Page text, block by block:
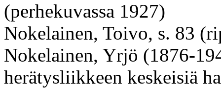
(perhekuvassa 1927)
Nokelainen, Toivo, s. 83
Nokelainen, Yrjö (1876-
herätysliikkeen keskeisiä